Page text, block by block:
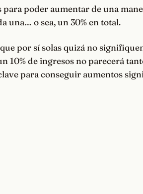
para poder aumentar de una
una… o sea, un 30% en total.
por sí solas quizá no
10% de ingresos no parecerá
para conseguir aumentos